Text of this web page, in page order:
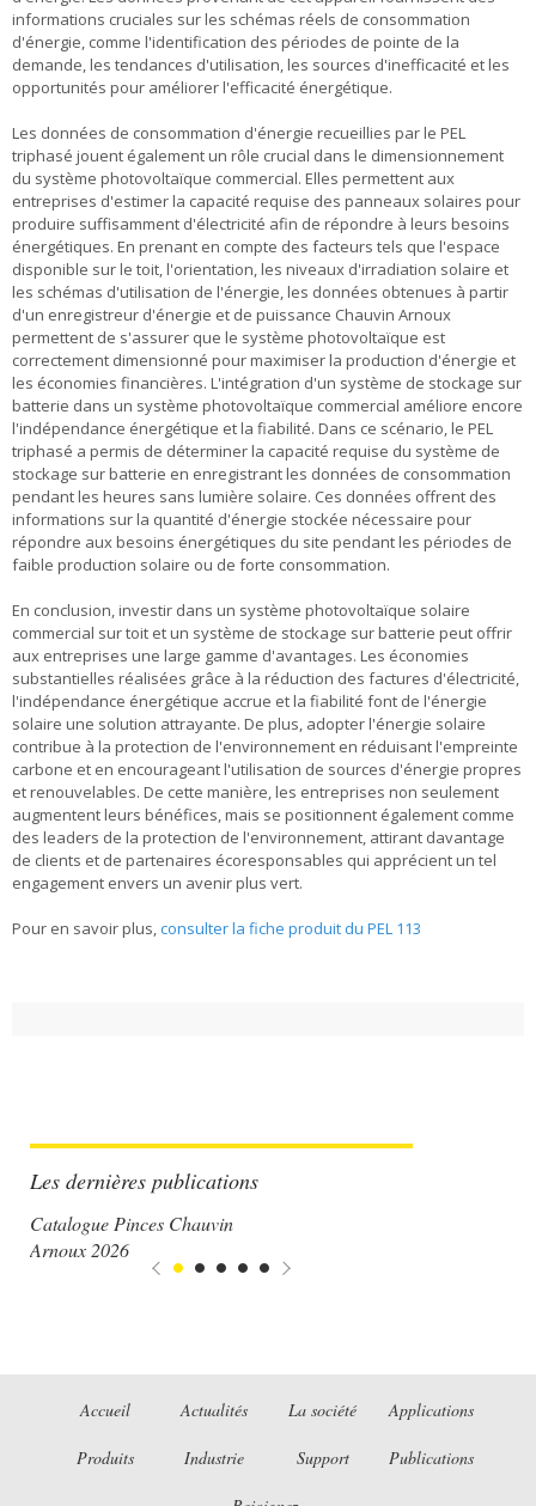
informations cruciales sur les schémas réels de consommation
d'énergie, comme l'identification des périodes de pointe de la
demande, les tendances d'utilisation, les sources d'inefficacité et les
opportunités pour améliorer l'efficacité énergétique.
Les données de consommation d'énergie recueillies par le PEL
triphasé jouent également un rôle crucial dans le dimensionnement
du système photovoltaïque commercial. Elles permettent aux
entreprises d'estimer la capacité requise des panneaux solaires pour
produire suffisamment d'électricité afin de répondre à leurs besoins
énergétiques. En prenant en compte des facteurs tels que l'espace
disponible sur le toit, l'orientation, les niveaux d'irradiation solaire et
les schémas d'utilisation de l'énergie, les données obtenues à partir
d'un enregistreur d'énergie et de puissance Chauvin Arnoux
permettent de s'assurer que le système photovoltaïque est
correctement dimensionné pour maximiser la production d'énergie et
les économies financières. L'intégration d'un système de stockage sur
batterie dans un système photovoltaïque commercial améliore encore
l'indépendance énergétique et la fiabilité. Dans ce scénario, le PEL
triphasé a permis de déterminer la capacité requise du système de
stockage sur batterie en enregistrant les données de consommation
pendant les heures sans lumière solaire. Ces données offrent des
informations sur la quantité d'énergie stockée nécessaire pour
répondre aux besoins énergétiques du site pendant les périodes de
faible production solaire ou de forte consommation.
En conclusion, investir dans un système photovoltaïque solaire
commercial sur toit et un système de stockage sur batterie peut offrir
aux entreprises une large gamme d'avantages. Les économies
substantielles réalisées grâce à la réduction des factures d'électricité,
l'indépendance énergétique accrue et la fiabilité font de l'énergie
solaire une solution attrayante. De plus, adopter l'énergie solaire
contribue à la protection de l'environnement en réduisant l'empreinte
carbone et en encourageant l'utilisation de sources d'énergie propres
et renouvelables. De cette manière, les entreprises non seulement
augmentent leurs bénéfices, mais se positionnent également comme
des leaders de la protection de l'environnement, attirant davantage
de clients et de partenaires écoresponsables qui apprécient un tel
engagement envers un avenir plus vert.
Pour en savoir plus,consulter la fiche produit du PEL 113
Les dernières publications
Catalogue Pinces Chauvin
Arnoux 2026
Accueil Actualités La société Applications
Produits Industrie Support Publications